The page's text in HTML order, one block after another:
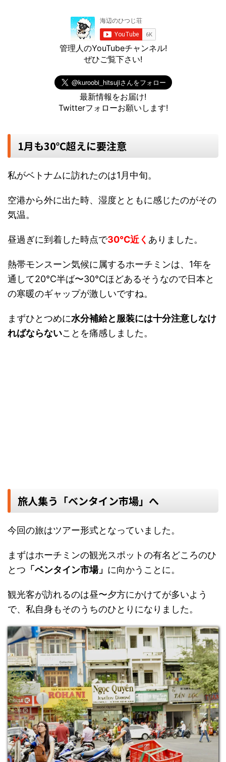
管理人のYouTubeチャンネル!
ぜひご覧下さい!
最新情報をお届け!
Twitterフォローお願いします!
1月も30℃超えに要注意
私がベトナムに訪れたのは1月中旬。
空港から外に出た時、湿度とともに感じたのがその
気温。
昼過ぎに到着した時点で30℃近く ありました。
熱帯モンスーン気候に属するホーチミンは、1年を
通して20℃半ば〜30℃ほどあるそうなので日本と
の寒暖のギャップが激しいですね。
まずひとつめに水分補給と服装には十分注意しなけ
ればならないことを痛感しました。
旅人集う「ベンタイン市場」へ
今回の旅はツアー形式となっていました。
まずはホーチミンの観光スポットの有名どころのひ
とつ 「ベンタイン市場」 に向かうことに。
観光客が訪れるのは昼〜夕方にかけてが多いよう
で、私自身もそのうちのひとりになりました。